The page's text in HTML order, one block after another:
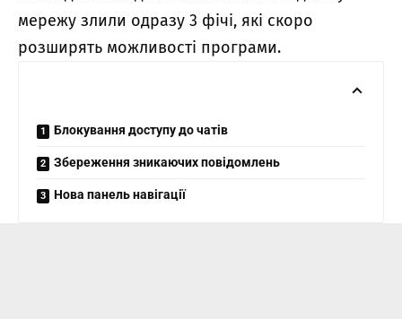
мережу злили одразу 3 фічі, які скоро
розширять можливості програми.
Блокування доступу до чатів
Збереження зникаючих повідомлень
Нова панель навігації